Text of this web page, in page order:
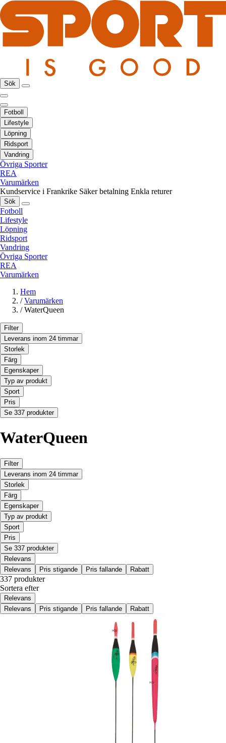
Sök
Fotboll
Lifestyle
Löpning
Ridsport
Vandring
Övriga Sporter
REA
Varumärken
Kundservice i Frankrike Säker betalning Enkla returer
Sök
Fotboll
Lifestyle
Löpning
Ridsport
Vandring
Övriga Sporter
REA
Varumärken
Hem
/ Varumärken
/ WaterQueen
Filter
Leverans inom 24 timmar
Storlek
Färg
Egenskaper
Typ av produkt
Sport
Pris
Se 337 produkter
WaterQueen
Filter
Leverans inom 24 timmar
Storlek
Färg
Egenskaper
Typ av produkt
Sport
Pris
Se 337 produkter
Relevans
Relevans
Pris stigande Pris fallande Rabatt
337 produkter
Sortera efter
Relevans
Relevans
Pris stigande Pris fallande Rabatt